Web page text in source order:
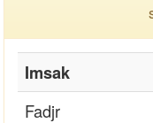
Imsak
Fadjr